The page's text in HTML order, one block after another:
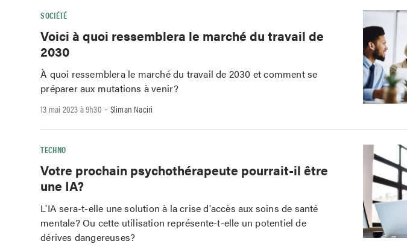
SOCIÉTÉ
Voici à quoi ressemblera le marché du travail de
2030
À quoi ressemblera le marché du travail de 2030 et comment se
préparer aux mutations à venir?
13 mai 2023 à 9h30 -Sliman Naciri
TECHNO
Votre prochain psychothérapeute pourrait-il être
une IA?
L'IA sera-t-elle une solution à la crise d'accès aux soins de santé
mentale? Ou cette utilisation représente-t-elle un potentiel de
dérives dangereuses?